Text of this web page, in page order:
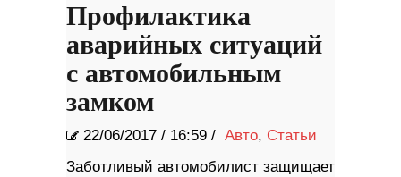
Профилактика
аварийных ситуаций
с автомобильным
замком
22/06/2017 / 16:59 / Авто, Статьи
Заботливый автомобилист защищает